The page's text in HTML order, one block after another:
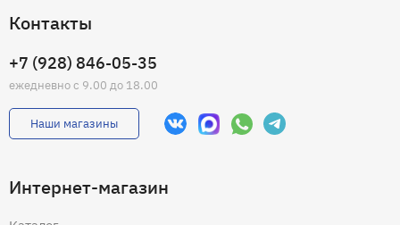
Контакты
+7 (928) 846-05-35
ежедневно с 9.00 до 18.00
Наши магазины
Интернет-магазин